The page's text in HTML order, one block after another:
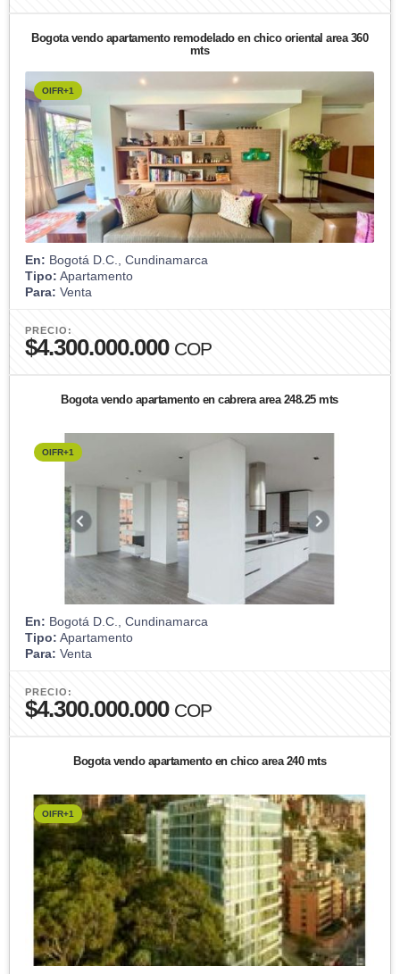
Bogota vendo apartamento remodelado en chico oriental area 360
mts
OIFR+1
En: Bogotá D.C., Cundinamarca
Tipo: Apartamento
Para: Venta
PRECIO:
$4.300.000.000 COP
Bogota vendo apartamento en cabrera area 248.25 mts
OIFR+1
En: Bogotá D.C., Cundinamarca
Tipo: Apartamento
Para: Venta
PRECIO:
$4.300.000.000 COP
Bogota vendo apartamento en chico area 240 mts
OIFR+1